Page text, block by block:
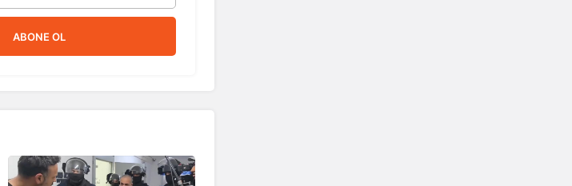
ABONE OL